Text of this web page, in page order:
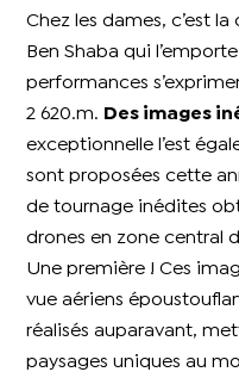
Chez les dames, c’est
Ben Shaba qui
performances
2 620.m.
Des images
exceptionnelle l’est
sont proposées cette
de tournage inédites
drones en zone central
Une première ! Ces
vue aériens
réalisés auparavant,
paysages uniques au